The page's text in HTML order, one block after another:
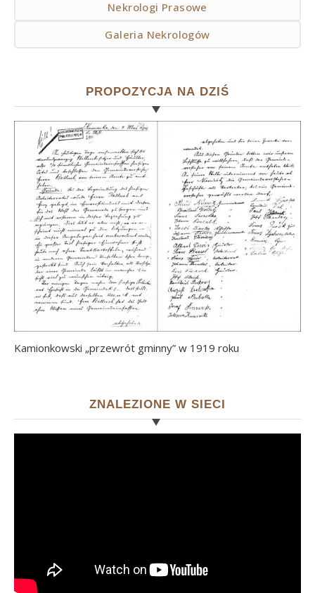
Nekrologi Prasowe
Galeria Nekrologów
PROPOZYCJA NA DZIŚ
Kamionkowski „przewrót gminny” w 1919 roku
ZNALEZIONE W SIECI